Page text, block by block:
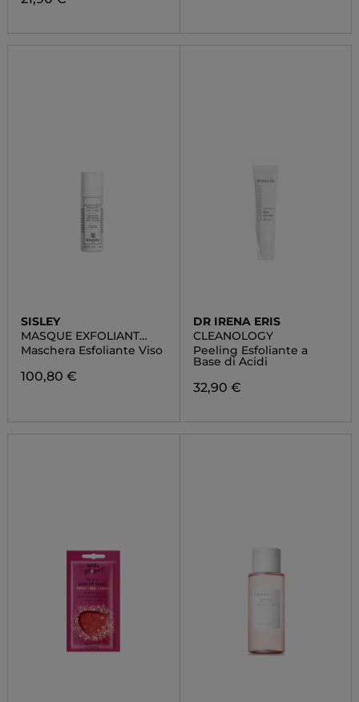
SISLEY
MASQUE EXFOLIANT
ENZYMATIQUE
Maschera Esfoliante Viso
100,80 €
DR IRENA ERIS
CLEANOLOGY
Peeling Esfoliante a
Base di Acidi
32,90 €